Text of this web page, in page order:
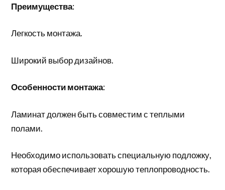
Преимущества:
Легкость монтажа.
Широкий выбор дизайнов.
Особенности монтажа:
Ламинат должен быть совместим с теплыми
полами.
Необходимо использовать специальную подложку,
которая обеспечивает хорошую теплопроводность.